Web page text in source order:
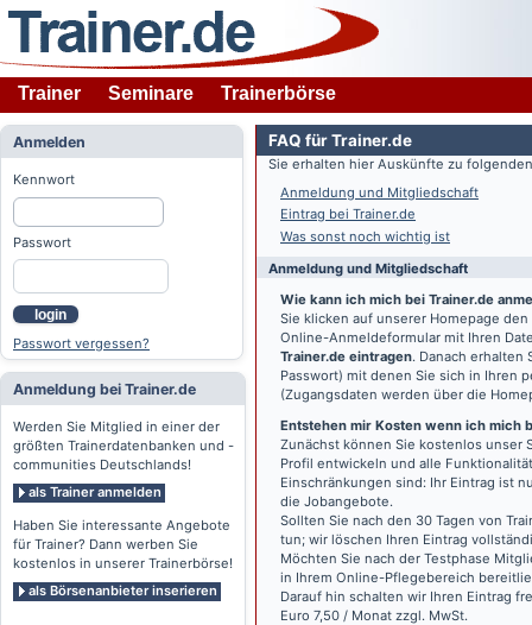
Trainer Seminare Trainerbörse
Anmelden
Kennwort
Passwort
login
Passwort vergessen?
Anmeldung bei Trainer.de
Werden Sie Mitglied in einer der
größten Trainerdatenbanken und -
communities Deutschlands!
als Trainer anmelden
Haben Sie interessante Angebote
für Trainer? Dann werben Sie
kostenlos in unserer Trainerbörse!
als Börsenanbieter inserieren
FAQ für Trainer.de
Sie erhalten hier Auskünfte zu
Anmeldung und Mitgliedschaft
Eintrag bei Trainer.de
Was sonst noch wichtig ist
Anmeldung und Mitgliedschaft
Wie kann ich mich bei Trainer.de
Sie klicken auf unserer Homepage
Online-Anmeldeformular mit Ihren
Trainer.de eintragen. Danach erhalten
Passwort) mit denen Sie sich in Ihren
(Zugangsdaten werden über die
Entstehen mir Kosten wenn ich mich
Zunächst können Sie kostenlos unser
Profil entwickeln und alle
Einschränkungen sind: Ihr Eintrag ist
die Jobangebote.
Sollten Sie nach den 30 Tagen von
tun; wir löschen Ihren Eintrag
Möchten Sie nach der Testphase
in Ihrem Online-Pflegebereich
Darauf hin schalten wir Ihren Eintrag
Euro 7,50 / Monat zzgl. MwSt.